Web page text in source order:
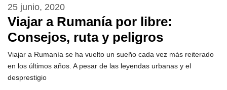
Viajar a Rumanía por libre:
Consejos, ruta y peligros
25 junio, 2020
Viajar a Rumanía se ha vuelto un sueño cada vez más reiterado
en los últimos años. A pesar de las leyendas urbanas y el
desprestigio